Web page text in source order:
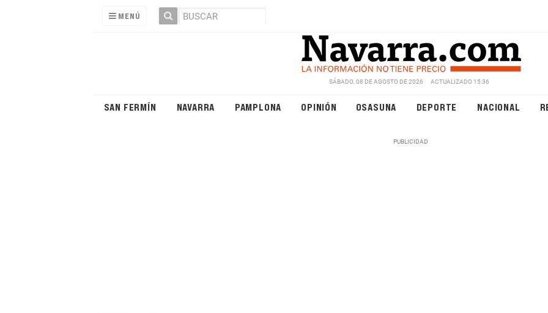
MENÚ
SÁBADO, 08 DE AGOSTO DE 2026 ACTUALIZADO 15:36
SAN FERMÍN NAVARRA PAMPLONA OPINIÓN OSASUNA DEPORTE NACIONAL